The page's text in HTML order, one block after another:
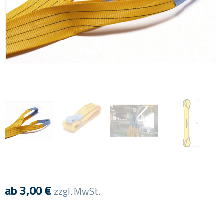
ab3,00€ zzgl. MwSt.